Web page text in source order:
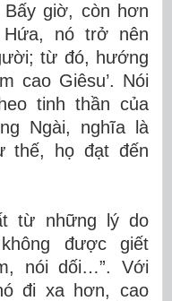
giờ, còn hơn
nó trở nên
từ đó, hướng
cao Giêsu’. Nói
tinh thần của
Ngài, nghĩa là
thế, họ đạt đến
từ những lý do
được giết
nói dối…”. Với
đi xa hơn, cao